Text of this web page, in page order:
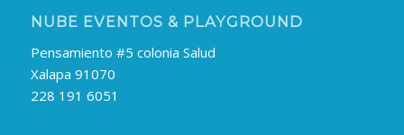
NUBE EVENTOS & PLAYGROUND
Pensamiento #5 colonia Salud
Xalapa 91070
228 191 6051